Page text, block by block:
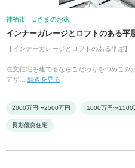
神栖市 Uさまのお家
インナーガレージとロフトのある平
【インナーガレージとロフトのある平屋】
注文住宅を建てるならこだわりをつめこみ
デザ… 続きを見る
2000万円〜2500万円 1000万円〜1500
長期優良住宅